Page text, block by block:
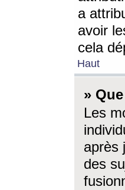
a
avoir
cela
Haut
»
Les
après
des